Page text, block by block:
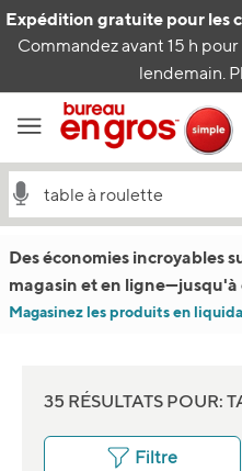
Expédition gratuite pour les
Commandez avant 15 h
lendemain.
Passer au contenu
Des économies incroyables
magasin et en ligne—jusqu'à
Magasinez les produits en
35 RÉSULTATS POUR:
Filtre